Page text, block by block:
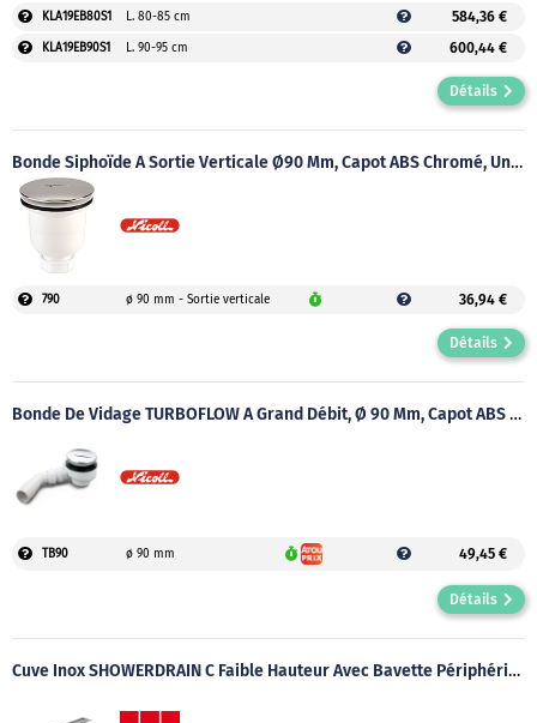
KLA19EB80S1 L. 80-85 cm 584,36 €
KLA19EB90S1 L. 90-95 cm 600,44 €
Détails
Bonde Siphoïde À Sortie Verticale Ø90 Mm, Capot ABS Chromé, Universelle Pour Tout Typede Receveurs, À Visser Ou Coller
790 ø 90 mm - Sortie verticale 36,94 €
Détails
Bonde De Vidage TURBOFLOW À Grand Débit, Ø 90 Mm, Capot ABS Chromé, Design Sourire, Coude135°
TB90 ø 90 mm 49,45 €
Détails
Cuve Inox SHOWERDRAIN C Faible Hauteur Avec Bavette Périphérique